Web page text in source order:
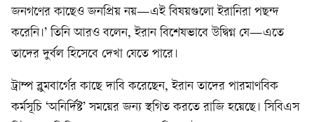
জনগণের কাছেও জনপ্রিয় নয়—এই বিষয়গুলো ইরানিরা পছন্দ
করেনি।’ তিনি আরও বলেন, ইরান বিশেষভাবে উদ্বিগ্ন যে—এতে
তাদের দুর্বল হিসেবে দেখা যেতে পারে।
ট্রাম্প ব্লুমবার্গের কাছে দাবি করেছেন, ইরান তাদের পারমাণবিক
কর্মসূচি ‘অনির্দিষ্ট’ সময়ের জন্য স্থগিত করতে রাজি হয়েছে। সিবিএস